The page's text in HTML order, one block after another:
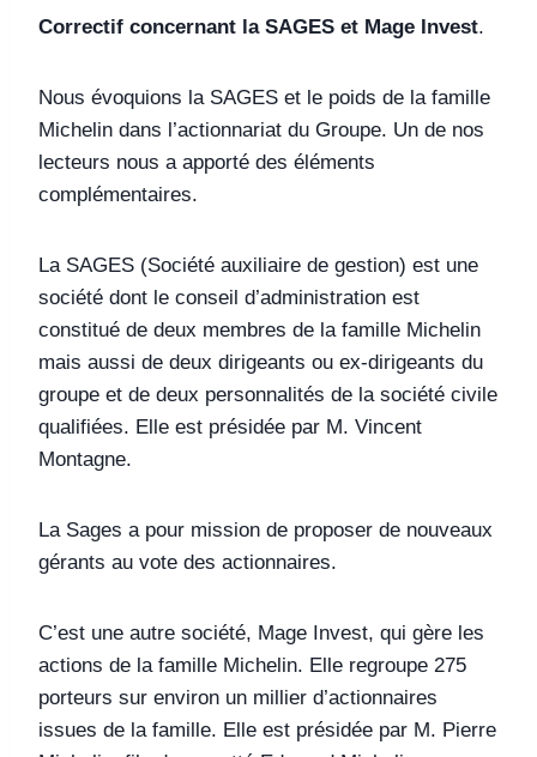
Correctif concernant la SAGES et Mage Invest.
Nous évoquions la SAGES et le poids de la famille
Michelin dans l’actionnariat du Groupe. Un de nos
lecteurs nous a apporté des éléments
complémentaires.
La SAGES (Société auxiliaire de gestion) est une
société dont le conseil d’administration est
constitué de deux membres de la famille Michelin
mais aussi de deux dirigeants ou ex-dirigeants du
groupe et de deux personnalités de la société civile
qualifiées. Elle est présidée par M. Vincent
Montagne.
La Sages a pour mission de proposer de nouveaux
gérants au vote des actionnaires.
C’est une autre société, Mage Invest, qui gère les
actions de la famille Michelin. Elle regroupe 275
porteurs sur environ un millier d’actionnaires
issues de la famille. Elle est présidée par M. Pierre